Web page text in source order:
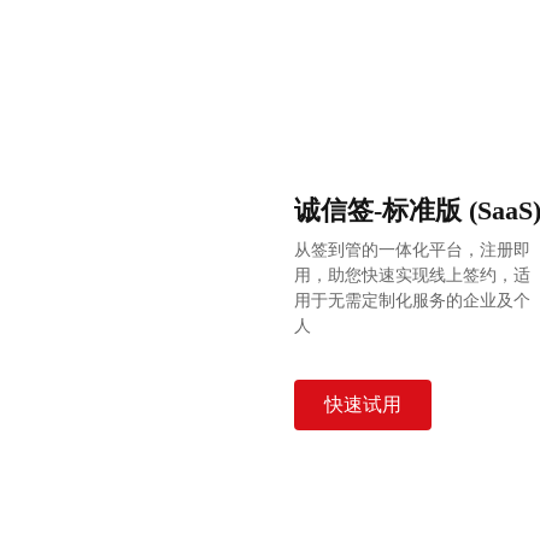
诚信签-标准版
从签到管的一体化平台，注册即
用，助您快速实现线上签约，适
用于无需定制化服务的企业及个
人
快速试用